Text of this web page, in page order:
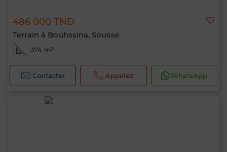
486 000 TND
Terrain à Bouhssina, Sousse
374 m²
Contacter Appelez WhatsApp